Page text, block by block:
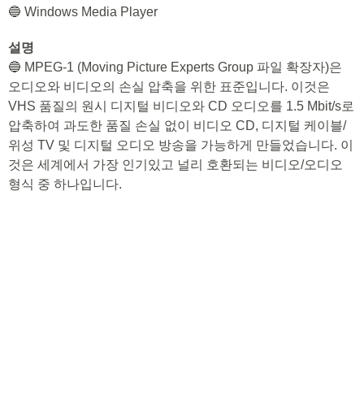
🔵 Windows Media Player
설명
🔵 MPEG-1 (Moving Picture Experts Group 파일 확장자)은
오디오와 비디오의 손실 압축을 위한 표준입니다. 이것은
VHS 품질의 원시 디지털 비디오와 CD 오디오를 1.5 Mbit/s로
압축하여 과도한 품질 손실 없이 비디오 CD, 디지털 케이블/
위성 TV 및 디지털 오디오 방송을 가능하게 만들었습니다. 이
것은 세계에서 가장 인기있고 널리 호환되는 비디오/오디오
형식 중 하나입니다.